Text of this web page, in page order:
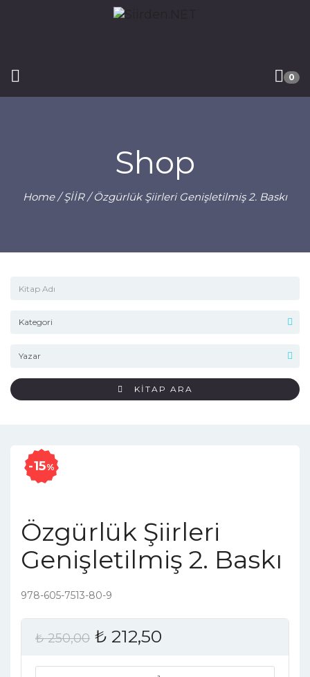
0
Shop
Home/ŞİİR/ Özgürlük Şiirleri Genişletilmiş 2. Baskı
KİTAP ARA
15%
Özgürlük Şiirleri
Genişletilmiş 2. Baskı
978-605-7513-80-9
₺250,00 ₺ 212,50